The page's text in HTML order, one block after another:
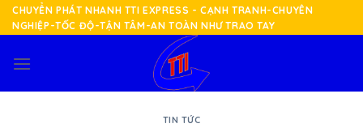
Skip
to
CHUYỂN PHÁT NHANH TTI EXPRESS - CẠNH TRANH-CHUYÊN
NGHIỆP-TỐC ĐỘ-TẬN TÂM-AN TOÀN NHƯ TRAO TAY
TIN TỨC